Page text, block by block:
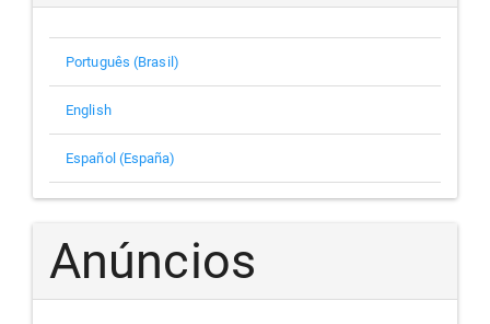
Português (Brasil)
English
Español (España)
Anúncios